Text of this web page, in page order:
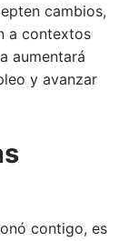
cambios,
a contextos
aumentará
y avanzar
contigo, es